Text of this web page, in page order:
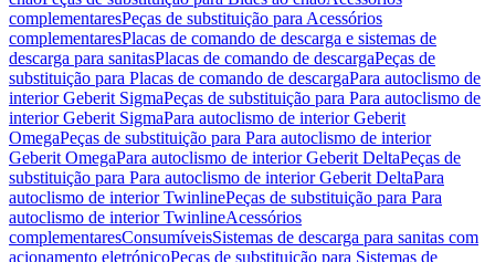
complementaresPeças de substituição para Acessórios
complementaresPlacas de comando de descarga e sistemas de
descarga para sanitasPlacas de comando de descargaPeças de
substituição para Placas de comando de descargaPara autoclismo de
interior Geberit SigmaPeças de substituição para Para autoclismo de
interior Geberit SigmaPara autoclismo de interior Geberit
OmegaPeças de substituição para Para autoclismo de interior
Geberit OmegaPara autoclismo de interior Geberit DeltaPeças de
substituição para Para autoclismo de interior Geberit DeltaPara
autoclismo de interior TwinlinePeças de substituição para Para
autoclismo de interior TwinlineAcessórios
complementaresConsumíveisSistemas de descarga para sanitas com
acionamento eletrónicoPeças de substituição para Sistemas de